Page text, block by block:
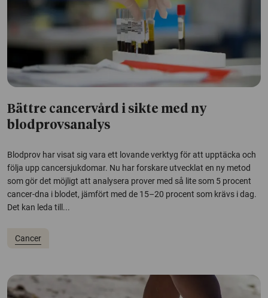
Bättre cancervård i sikte med ny
blodprovsanalys
Blodprov har visat sig vara ett lovande verktyg för att upptäcka och
följa upp cancersjukdomar. Nu har forskare utvecklat en ny metod
som gör det möjligt att analysera prover med så lite som 5 procent
cancer-dna i blodet, jämfört med de 15–20 procent som krävs i dag.
Det kan leda till...
Cancer